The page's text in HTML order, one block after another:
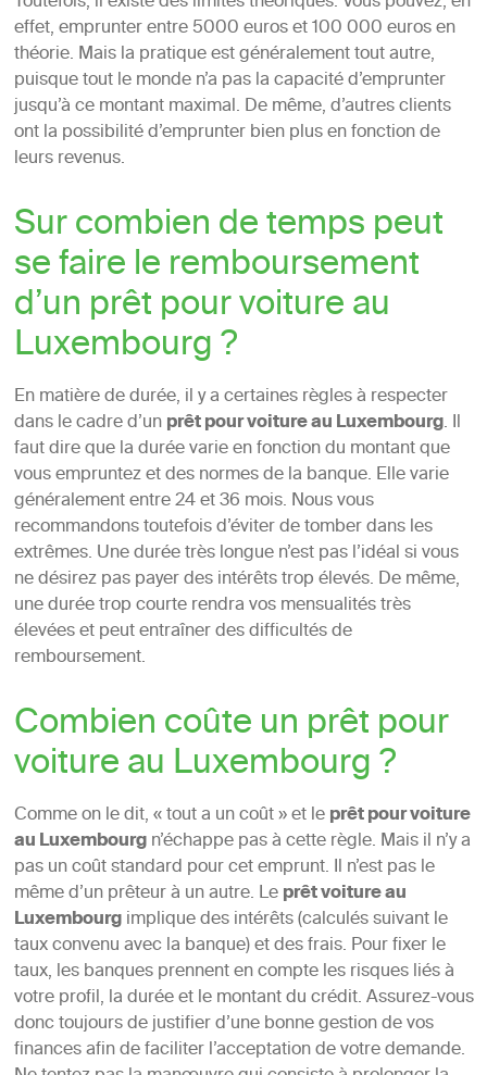
effet, emprunter entre 5000 euros et 100 000 euros en
théorie. Mais la pratique est généralement tout autre,
puisque tout le monde n’a pas la capacité d’emprunter
jusqu’à ce montant maximal. De même, d’autres clients
ont la possibilité d’emprunter bien plus en fonction de
leurs revenus.
Sur combien de temps peut
se faire le remboursement
d’un prêt pour voiture au
Luxembourg ?
En matière de durée, il y a certaines règles à respecter
dans le cadre d’unprêt pour voiture au Luxembourg. Il
faut dire que la durée varie en fonction du montant que
vous empruntez et des normes de la banque. Elle varie
généralement entre 24 et 36 mois. Nous vous
recommandons toutefois d’éviter de tomber dans les
extrêmes. Une durée très longue n’est pas l’idéal si vous
ne désirez pas payer des intérêts trop élevés. De même,
une durée trop courte rendra vos mensualités très
élevées et peut entraîner des difficultés de
remboursement.
Combien coûte un prêt pour
voiture au Luxembourg ?
Comme on le dit, « tout a un coût » et leprêt pour voiture
au Luxembourgn’échappe pas à cette règle. Mais il n’y a
pas un coût standard pour cet emprunt. Il n’est pas le
même d’un prêteur à un autre. Leprêt voiture au
Luxembourgimplique des intérêts (calculés suivant le
taux convenu avec la banque) et des frais. Pour fixer le
taux, les banques prennent en compte les risques liés à
votre profil, la durée et le montant du crédit. Assurez-vous
donc toujours de justifier d’une bonne gestion de vos
finances afin de faciliter l’acceptation de votre demande.